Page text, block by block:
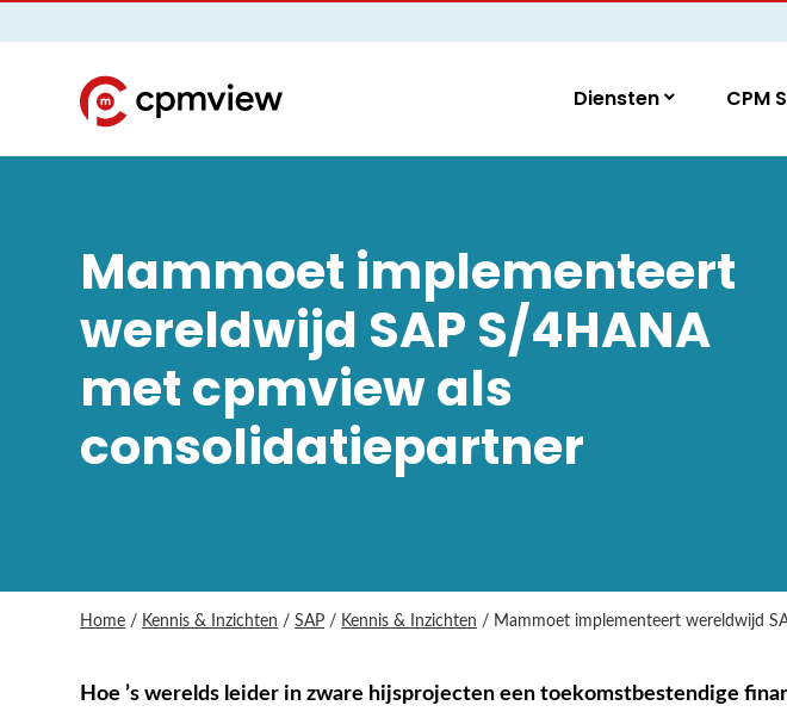
Diensten CPM
Mammoet implementeert
wereldwijd SAP S/4HANA
met cpmview als
consolidatiepartner
Home / Kennis & Inzichten /SAP / Kennis & Inzichten / Mammoet implementeert wereldwijd
Hoe ’s werelds leider in zware hijsprojecten een toekomstbestendige